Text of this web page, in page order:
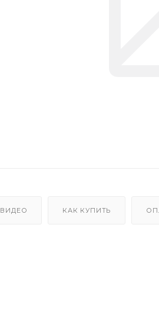
ВИДЕО КАК КУПИТЬ